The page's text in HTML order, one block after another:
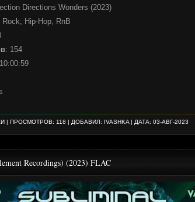
Directions Wonders (2023)
Hip-Hop, RnB
: 154
| ПРОСМОТРОВ: 118 | ДОБАВИЛ: IVASHKA| ДАТА: 03-АВГ-2023
Recordings) (2023) FLAC